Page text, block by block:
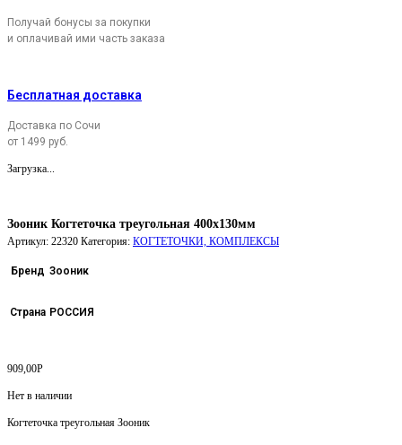
Получай бонусы за покупки
и оплачивай ими часть заказа
Бесплатная доставка
Доставка по Сочи
от 1499 руб.
Загрузка...
Зооник Когтеточка треугольная 400х130мм
Артикул: 22320 Категория: КОГТЕТОЧКИ, КОМПЛЕКСЫ
Бренд Зооник
Страна РОССИЯ
909,00Р
Нет в наличии
Когтеточка треугольная Зооник